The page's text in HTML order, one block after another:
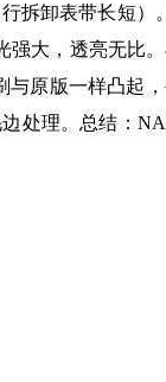
拆卸表带长短）
强大，透亮无比
与原版一样凸起
处理。总结：